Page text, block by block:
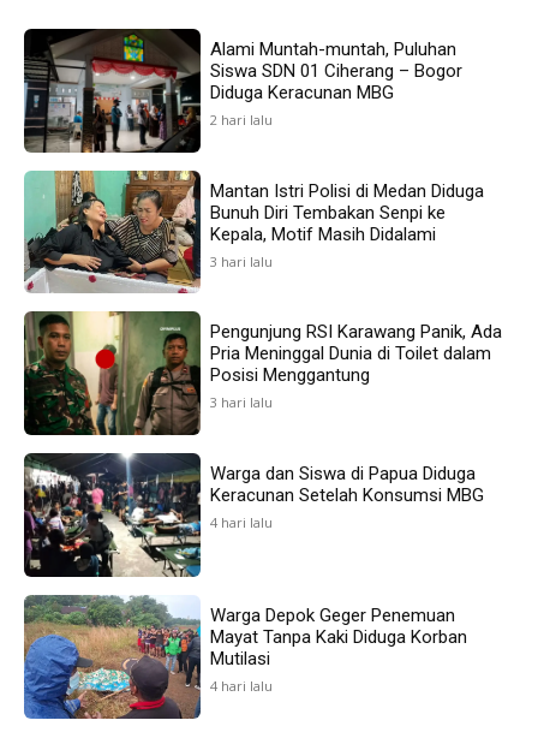
Alami Muntah-muntah, Puluhan
Siswa SDN 01 Ciherang – Bogor
Diduga Keracunan MBG
2 hari lalu
Mantan Istri Polisi di Medan Diduga
Bunuh Diri Tembakan Senpi ke
Kepala, Motif Masih Didalami
3 hari lalu
Pengunjung RSI Karawang Panik, Ada
Pria Meninggal Dunia di Toilet dalam
Posisi Menggantung
3 hari lalu
Warga dan Siswa di Papua Diduga
Keracunan Setelah Konsumsi MBG
4 hari lalu
Warga Depok Geger Penemuan
Mayat Tanpa Kaki Diduga Korban
Mutilasi
4 hari lalu